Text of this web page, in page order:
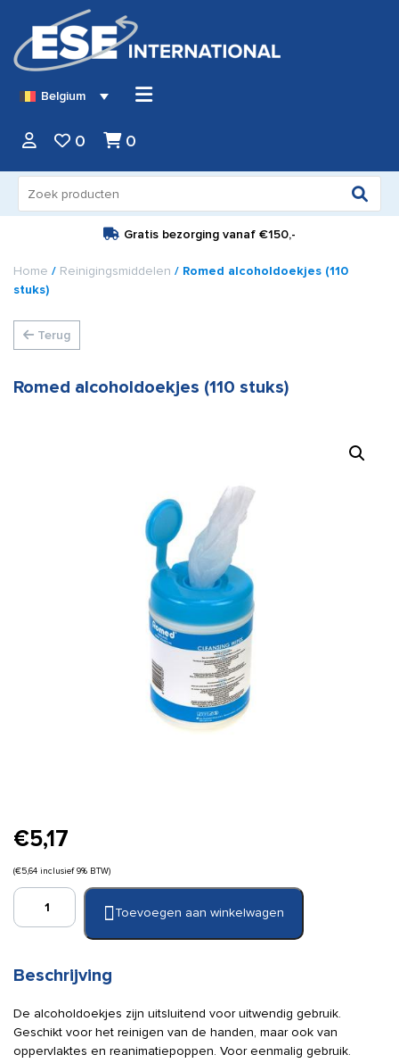
Belgium
0 0
naar:
Gratis bezorging vanaf €150,-
Home / Reinigingsmiddelen / Romed alcoholdoekjes (110
stuks)
Terug
Romed alcoholdoekjes (110 stuks)
€5,17
(€5,64 inclusief 9% BTW)
Romed
alcoholdoekjes
aantal
Toevoegen aan winkelwagen
Beschrijving
De alcoholdoekjes zijn uitsluitend voor uitwendig gebruik.
Geschikt voor het reinigen van de handen, maar ook van
oppervlaktes en reanimatiepoppen. Voor eenmalig gebruik.